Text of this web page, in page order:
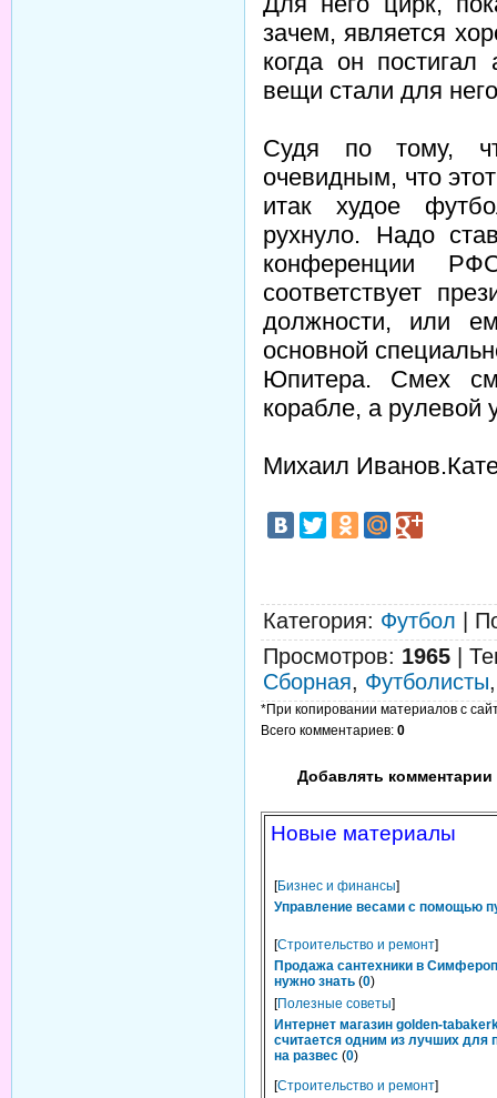
зачем, является
когда он
вещи стали для
Судя по тому,
очевидным, что
итак худое
рухнуло. Надо
конференции
соответствует
должности, или
основной
Юпитера. Смех
корабле, а
Михаил
Категория: Футбол
Просмотров: 1965
Сборная, Футболисты
*При копировании материалов с
Всего комментариев: 0
Добавлять комментарии
Новые материалы
[Бизнес и финансы]
Управление весами с помощью
[Строительство и ремонт]
Продажа сантехники в
нужно знать (0)
[Полезные советы]
Интернет магазин golden-
считается одним из лучших для
на развес (0)
[Строительство и ремонт]